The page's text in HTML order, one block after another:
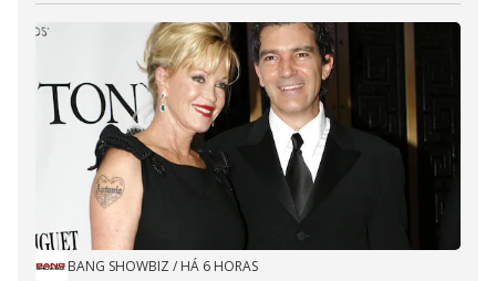
BANG SHOWBIZ / HÁ 6 HORAS